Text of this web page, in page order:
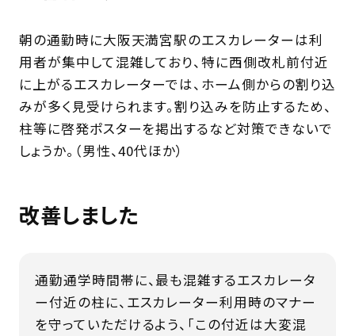
朝の通勤時に大阪天満宮駅のエスカレーターは利
用者が集中して混雑しており、特に西側改札前付近
に上がるエスカレーターでは、ホーム側からの割り込
みが多く見受けられます。割り込みを防止するため、
柱等に啓発ポスターを掲出するなど対策できないで
しょうか。（男性、40代ほか）
改善しました
通勤通学時間帯に、最も混雑するエスカレータ
ー付近の柱に、エスカレーター利用時のマナー
を守っていただけるよう、「この付近は大変混